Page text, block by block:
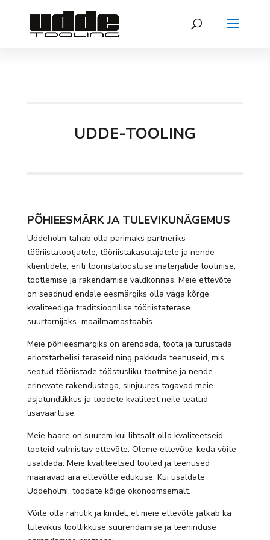
UDDE-TOOLING
PÕHIEESMÄRK JA TULEVIKUNÄGEMUS
Uddeholm tahab olla parimaks partneriks
tööriistatootjatele, tööriistakasutajatele ja nende
klientidele, eriti tööriistatööstuse materjalide tootmise,
töötlemise ja rakendamise valdkonnas. Meie ettevõte
on seadnud endale eesmärgiks olla väga kõrge
kvaliteediga traditsioonilise tööriistaterase
suurtarnijaks maailmamastaabis.
Meie põhieesmärgiks on arendada, toota ja turustada
eriotstarbelisi teraseid ning pakkuda teenuseid, mis
seotud tööriistade tööstusliku tootmise ja nende
erinevate rakendustega, siinjuures tagavad meie
asjatundlikkus ja toodete kvaliteet neile teatud
lisaväärtuse.
Meie haare on suurem kui lihtsalt olla kvaliteetseid
tooteid valmistav ettevõte. Oleme ettevõte, keda võite
usaldada. Meie kvaliteetsed tooted ja teenused
määravad ära ettevõtte edukuse. Kui usaldate
Uddeholmi, toodate kõige ökonoomsemalt.
Võite olla rahulik ja kindel, et meie ettevõte jätkab ka
tulevikus tootlikkuse suurendamise ja teeninduse